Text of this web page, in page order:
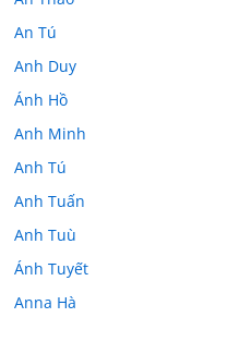
An Tú
Anh Duy
Ánh Hồ
Anh Minh
Anh Tú
Anh Tuấn
Anh Tuù
Ánh Tuyết
Anna Hà